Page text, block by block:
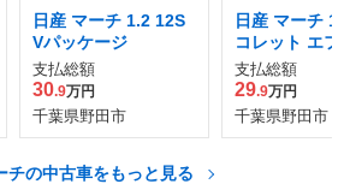
日産 マーチ 1.2 12S
Vパッケージ
支払総額
30.9万円
千葉県野田市
日産 マーチ
コレット エフ
支払総額
29.9万円
千葉県野田市
チの中古車をもっと見る